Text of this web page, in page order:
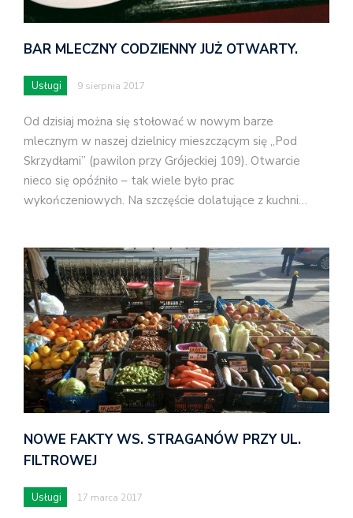
BAR MLECZNY CODZIENNY JUŻ OTWARTY.
Usługi 9 sierpnia 2017
Od dzisiaj można się stołować w nowym barze
mlecznym w naszej dzielnicy mieszczącym się „Pod
Skrzydłami” (pawilon przy Grójeckiej 109). Otwarcie
nieco się opóźniło – tak wiele było prac
wykończeniowych. Na szczęście dolatujące z kuchni…
NOWE FAKTY WS. STRAGANÓW PRZY UL.
FILTROWEJ
Usługi 17 marca 2017